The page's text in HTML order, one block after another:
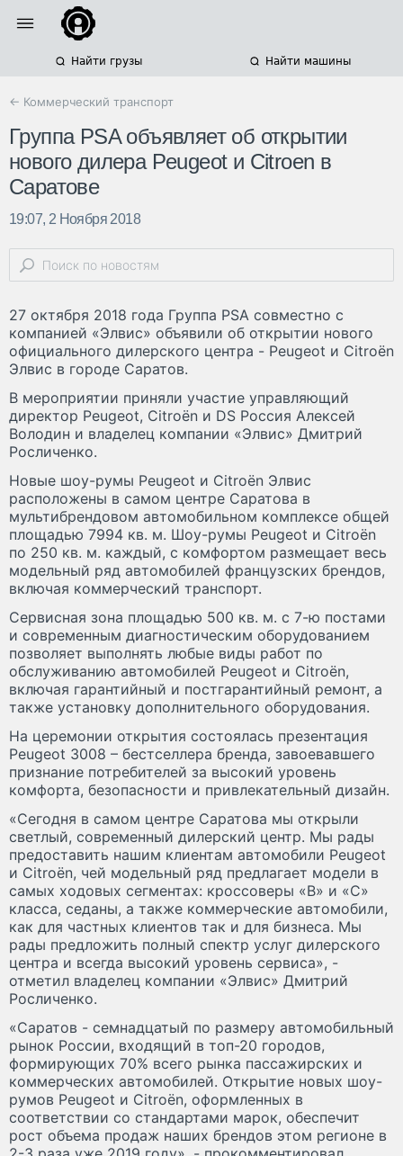
Найти грузы Найти машины
← Коммерческий транспорт
Группа PSA объявляет об открытии
нового дилера Peugeot и Citroen в
Саратове
19:07, 2 Ноября 2018
27 октября 2018 года Группа PSA совместно с
компанией «Элвис» объявили об открытии нового
официального дилерского центра - Peugeot и Citroёn
Элвис в городе Саратов.
В мероприятии приняли участие управляющий
директор Peugeot, Citroёn и DS Россия Алексей
Володин и владелец компании «Элвис» Дмитрий
Росличенко.
Новые шоу-румы Peugeot и Citroёn Элвис
расположены в самом центре Саратова в
мультибрендовом автомобильном комплексе общей
площадью 7994 кв. м. Шоу-румы Peugeot и Сitroёn
по 250 кв. м. каждый, с комфортом размещает весь
модельный ряд автомобилей французских брендов,
включая коммерческий транспорт.
Сервисная зона площадью 500 кв. м. с 7-ю постами
и современным диагностическим оборудованием
позволяет выполнять любые виды работ по
обслуживанию автомобилей Peugeot и Citroёn,
включая гарантийный и постгарантийный ремонт, а
также установку дополнительного оборудования.
На церемонии открытия состоялась презентация
Peugeot 3008 – бестселлера бренда, завоевавшего
признание потребителей за высокий уровень
комфорта, безопасности и привлекательный дизайн.
«Сегодня в самом центре Саратова мы открыли
светлый, современный дилерский центр. Мы рады
предоставить нашим клиентам автомобили Peugeot
и Citroёn, чей модельный ряд предлагает модели в
самых ходовых сегментах: кроссоверы «B» и «С»
класса, седаны, а также коммерческие автомобили,
как для частных клиентов так и для бизнеса. Мы
рады предложить полный спектр услуг дилерского
центра и всегда высокий уровень сервиса», -
отметил владелец компании «Элвис» Дмитрий
Росличенко.
«Саратов - семнадцатый по размеру автомобильный
рынок России, входящий в топ-20 городов,
формирующих 70% всего рынка пассажирских и
коммерческих автомобилей. Открытие новых шоу-
румов Peugeot и Citroёn, оформленных в
соответствии со стандартами марок, обеспечит
рост объема продаж наших брендов этом регионе в